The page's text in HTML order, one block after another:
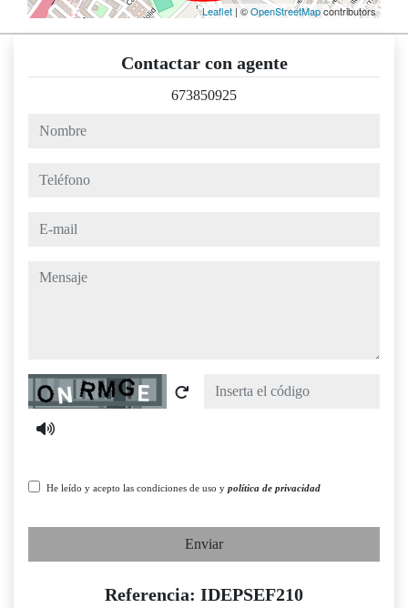
Leaflet | ©OpenStreetMapcontributors
Contactar con agente
673850925
nombre
teléfono
e-mail
mensaje
Captcha
He leído y acepto las condiciones de uso y política de privacidad
Enviar
Referencia: IDEPSEF210